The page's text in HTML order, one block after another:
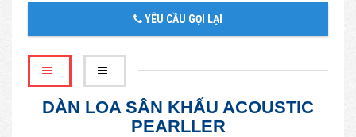
YÊU CẦU GỌI LẠI
DÀN LOA SÂN KHẤU ACOUSTIC
PEARLLER